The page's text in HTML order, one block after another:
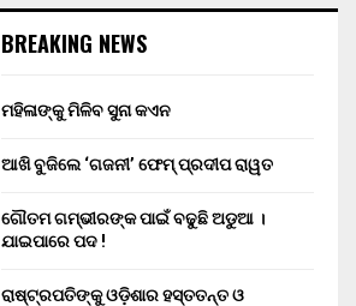
BREAKING NEWS
ମହିଳାଙ୍କୁ ମିଳିବ ସୁନା କଏନ
ଆଖି ବୁଜିଲେ ‘ଗଜନୀ’ ଫେମ୍ ପ୍ରଦୀପ ରାୱତ
ଗୌତମ ଗମ୍ଭୀରଙ୍କ ପାଇଁ ବଢୁଛି ଅଡୁଆ ।
ଯାଇପାରେ ପଦ !
ରାଷ୍ଟ୍ରପତିଙ୍କୁ ଓଡ଼ିଶାର ହସ୍ତତନ୍ତ ଓ